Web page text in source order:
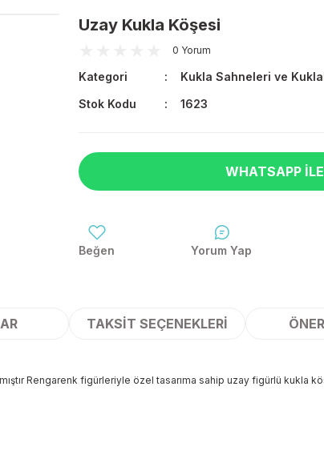
Uzay Kukla Köşesi
0 Yorum
Kategori
Kukla Sahneleri ve
Stok Kodu
1623
WHATSAPP
Yorum Yap
TAKSIT SEÇENEKLERI
Rengarenk figürleriyle özel tasarıma sahip uzay figürlü kukla